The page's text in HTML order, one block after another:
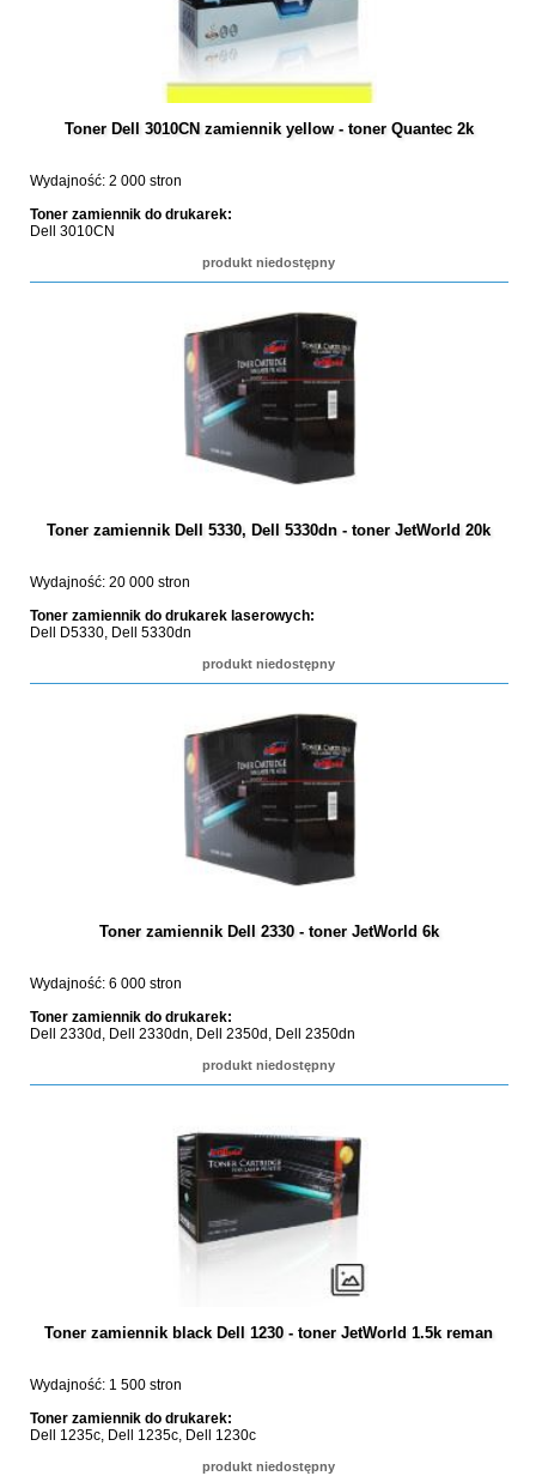
Toner Dell 3010CN zamiennik yellow - toner Quantec 2k
Wydajność: 2 000 stron
Toner zamiennik do drukarek:
Dell 3010CN
produkt niedostępny
Toner zamiennik Dell 5330, Dell 5330dn - toner JetWorld 20k
Wydajność: 20 000 stron
Toner zamiennik do drukarek laserowych:
Dell D5330, Dell 5330dn
produkt niedostępny
Toner zamiennik Dell 2330 - toner JetWorld 6k
Wydajność: 6 000 stron
Toner zamiennik do drukarek:
Dell 2330d, Dell 2330dn, Dell 2350d, Dell 2350dn
produkt niedostępny
Toner zamiennik black Dell 1230 - toner JetWorld 1.5k reman
Wydajność: 1 500 stron
Toner zamiennik do drukarek:
Dell 1235c, Dell 1235c, Dell 1230c
produkt niedostępny